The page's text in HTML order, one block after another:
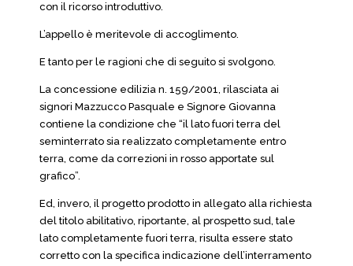
con il ricorso introduttivo.
L’appello è meritevole di accoglimento.
E tanto per le ragioni che di seguito si svolgono.
La concessione edilizia n. 159/2001, rilasciata ai
signori Mazzucco Pasquale e Signore Giovanna
contiene la condizione che “il lato fuori terra del
seminterrato sia realizzato completamente entro
terra, come da correzioni in rosso apportate sul
grafico”.
Ed, invero, il progetto prodotto in allegato alla richiesta
del titolo abilitativo, riportante, al prospetto sud, tale
lato completamente fuori terra, risulta essere stato
corretto con la specifica indicazione dell’interramento